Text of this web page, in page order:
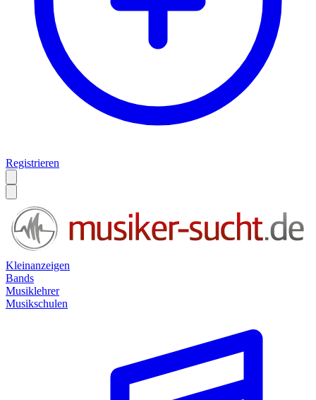
Registrieren
Kleinanzeigen
Bands
Musiklehrer
Musikschulen